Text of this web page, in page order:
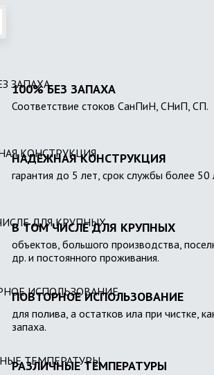
100% БЕЗ ЗАПАХА
Соответствие стоков СанПиН, СНиП, СП.
НАДЕЖНАЯ КОНСТРУКЦИЯ
гарантия до 5 лет, срок службы более 50
В ТОМ ЧИСЛЕ ДЛЯ КРУПНЫХ
объектов, большого производства,
др. и постоянного проживания.
ПОВТОРНОЕ ИСПОЛЬЗОВАНИЕ
для полива, а остатков ила при чистке,
запаха.
РАЗЛИЧНЫЕ ТЕМПЕРАТУРЫ